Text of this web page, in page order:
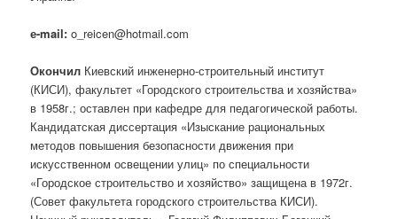
е-mail: o_reicen@hotmail.com
Окончил Киевский инженерно-строительный институт
(КИСИ), факультет «Городского строительства и хозяйства»
в 1958г.; оставлен при кафедре для педагогической работы.
Кандидатская диссертация «Изыскание рациональных
методов повышения безопасности движения при
искусственном освещении улиц» по специальности
«Городское строительство и хозяйство» защищена в 1972г.
(Совет факультета городского строительства КИСИ).